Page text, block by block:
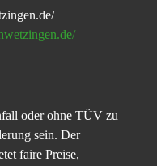
oder ohne TÜV zu
sein. Der
faire Preise,